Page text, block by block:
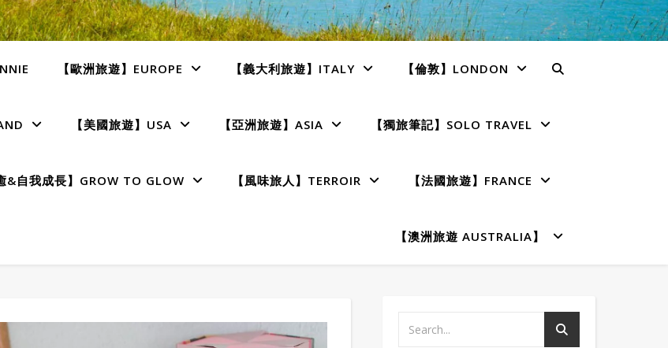
【歐洲旅遊】EUROPE 【義大利旅遊】ITALY 【倫敦】LONDON
【美國旅遊】USA 【亞洲旅遊】ASIA 【獨旅筆記】SOLO TRAVEL
&自我成長】GROW TO GLOW 【風味旅人】TERROIR 【法國旅遊】FRANCE
【澳洲旅遊 AUSTRALIA】